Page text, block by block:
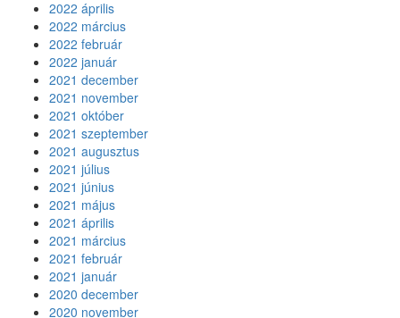
2022 április
2022 március
2022 február
2022 január
2021 december
2021 november
2021 október
2021 szeptember
2021 augusztus
2021 július
2021 június
2021 május
2021 április
2021 március
2021 február
2021 január
2020 december
2020 november